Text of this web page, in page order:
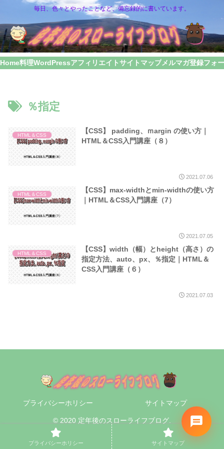
毎日、色々とやったことなど、備忘録的に書いています。
Home料理WordPressアフィリエイトサイトマップメルマガ登録フォ
％指定
HTML＆CSS
【CSS】 padding、ｍargin の使い方｜
HTML＆CSS入門講座（８）
2021.07.06
HTML＆CSS
【CSS】max-widthとmin-widthの使い方
｜HTML＆CSS入門講座（7）
2021.07.05
HTML＆CSS
【CSS】width（幅）とheight（高さ）の
指定方法、auto、px、％指定｜HTML＆
CSS入門講座（６）
2021.07.03
プライバシーホリシー サイトマップ
© 2020 定年後のスローライフブログ.
プライバシーホリシー サイトマップ